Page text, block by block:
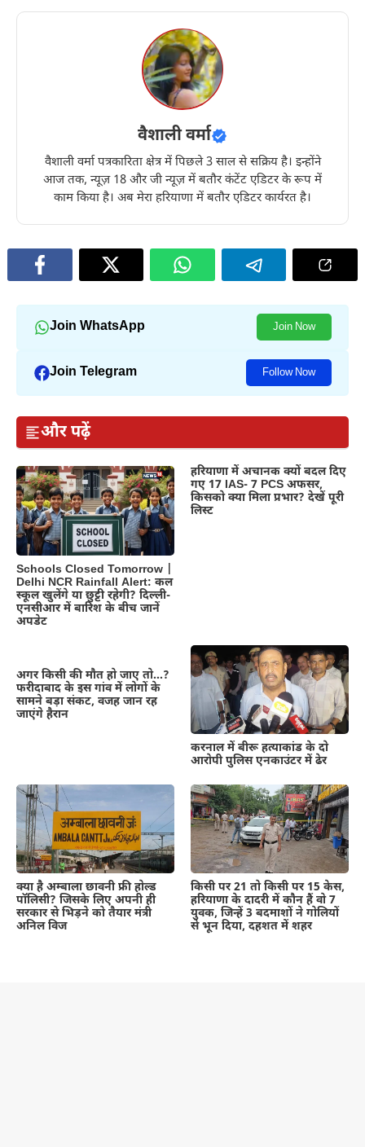
वैशाली वर्मा
वैशाली वर्मा पत्रकारिता क्षेत्र में पिछले 3 साल से सक्रिय है। इन्होंने
आज तक, न्यूज़ 18 और जी न्यूज़ में बतौर कंटेंट एडिटर के रूप में
काम किया है। अब मेरा हरियाणा में बतौर एडिटर कार्यरत है।
Join WhatsApp Join Now
Join Telegram Follow Now
और पढ़ें
Schools Closed Tomorrow |
Delhi NCR Rainfall Alert: कल
स्कूल खुलेंगे या छुट्टी रहेगी? दिल्ली-
एनसीआर में बारिश के बीच जानें
अपडेट
हरियाणा में अचानक क्यों बदल दिए
गए 17 IAS- 7 PCS अफसर,
किसको क्या मिला प्रभार? देखें पूरी
लिस्ट
अगर किसी की मौत हो जाए तो…?
फरीदाबाद के इस गांव में लोगों के
सामने बड़ा संकट, वजह जान रह
जाएंगे हैरान
करनाल में बीरू हत्याकांड के दो
आरोपी पुलिस एनकाउंटर में ढेर
क्या है अम्बाला छावनी फ्री होल्ड
पॉलिसी? जिसके लिए अपनी ही
सरकार से भिड़ने को तैयार मंत्री
अनिल विज
किसी पर 21 तो किसी पर 15 केस,
हरियाणा के दादरी में कौन हैं वो 7
युवक, जिन्हें 3 बदमाशों ने गोलियों
से भून दिया, दहशत में शहर